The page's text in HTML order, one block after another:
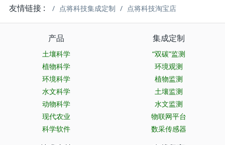
友情链接 : 点将科技集成定制 点将科技淘宝店
产品
土壤科学
植物科学
环境科学
水文科学
动物科学
现代农业
科学软件
集成定制
“双碳”监测
环境观测
植物监测
土壤监测
水文监测
物联网平台
数采传感器